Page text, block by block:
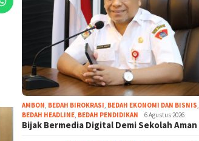
AMBON, BEDAH BIROKRASI, BEDAH EKONOMI DAN BISNIS,
BEDAH HEADLINE, BEDAH PENDIDIKAN 6 Agustus 2026
Bijak Bermedia Digital Demi Sekolah Aman